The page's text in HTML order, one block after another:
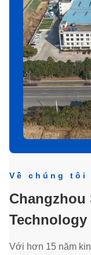
Về chúng tôi
Changzhou
Technology
Với hơn 15 năm